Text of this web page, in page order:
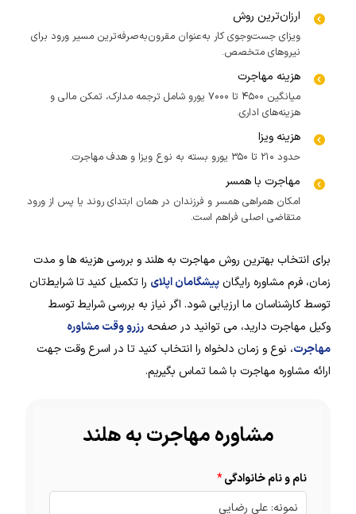
ارزان‌ترین روش
ویزای جست‌وجوی کار به‌عنوان مقرون‌به‌صرفه‌ترین مسیر ورود برای
نیروهای متخصص.
هزینه مهاجرت
میانگین ۴۵۰۰ تا ۷۰۰۰ یورو شامل ترجمه مدارک، تمکن مالی و
هزینه‌های اداری.
هزینه ویزا
حدود ۲۱۰ تا ۳۵۰ یورو بسته به نوع ویزا و هدف مهاجرت.
مهاجرت با همسر
امکان همراهی همسر و فرزندان در همان ابتدای روند یا پس از ورود
متقاضی اصلی فراهم است.
برای انتخاب بهترین روش مهاجرت به هلند و بررسی هزینه ها و مدت
زمان، فرم مشاوره رایگانپیشگامان اپلای را تکمیل کنید تا شرایط‌تان
توسط کارشناسان ما ارزیابی شود. اگر نیاز به بررسی شرایط توسط
وکیل مهاجرت دارید، می توانید در صفحهرزرو وقت مشاوره
مهاجرت، نوع و زمان دلخواه را انتخاب کنید تا در اسرع وقت جهت
ارائه مشاوره مهاجرت با شما تماس بگیریم.
مشاوره مهاجرت به هلند
نام و نام خانوادگی